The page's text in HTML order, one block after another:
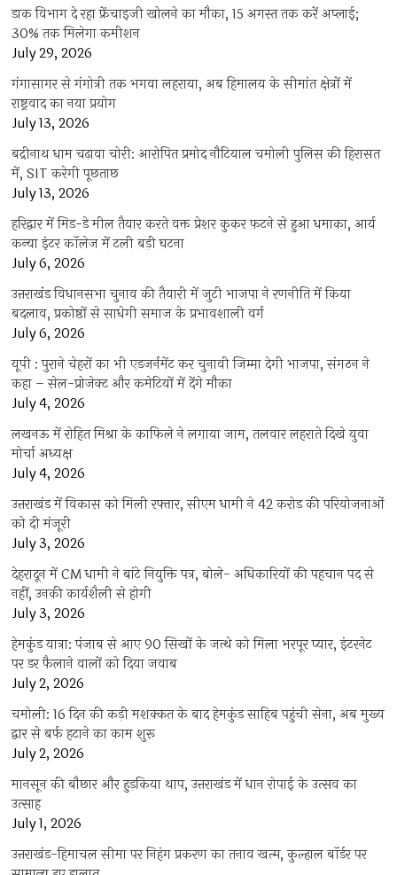
डाक विभाग दे रहा फ्रेंचाइजी खोलने का मौका, 15 अगस्त तक करें अप्लाई;
30% तक मिलेगा कमीशन
July 29, 2026
गंगासागर से गंगोत्री तक भगवा लहराया, अब हिमालय के सीमांत क्षेत्रों में
राष्ट्रवाद का नया प्रयोग
July 13, 2026
बद्रीनाथ धाम चढ़ावा चोरी: आरोपित प्रमोद नौटियाल चमोली पुलिस की हिरासत
में, SIT करेगी पूछताछ
July 13, 2026
हरिद्वार में मिड-डे मील तैयार करते वक्त प्रेशर कुकर फटने से हुआ धमाका, आर्य
कन्या इंटर कॉलेज में टली बड़ी घटना
July 6, 2026
उत्तराखंंड विधानसभा चुनाव की तैयारी में जुटी भाजपा ने रणनीति में किया
बदलाव, प्रकोष्ठों से साधेगी समाज के प्रभावशाली वर्ग
July 6, 2026
यूपी : पुराने चेहरों का भी एडजर्नमेंट कर चुनावी जिम्मा देगी भाजपा, संगठन ने
कहा – सेल-प्रोजेक्ट और कमेटियों में देंगे मौका
July 4, 2026
लखनऊ में रोहित मिश्रा के काफिले ने लगाया जाम, तलवार लहराते दिखे युवा
मोर्चा अध्यक्ष
July 4, 2026
उत्तराखंड में विकास को मिली रफ्तार, सीएम धामी ने 42 करोड़ की परियोजनाओं
को दी मंजूरी
July 3, 2026
देहरादून में CM धामी ने बांटे नियुक्ति पत्र, बोले- अधिकारियों की पहचान पद से
नहीं, उनकी कार्यशैली से होगी
July 3, 2026
हेमकुंड यात्रा: पंजाब से आए 90 सिखों के जत्थे को मिला भरपूर प्यार, इंटरनेट
पर डर फैलाने वालों को दिया जवाब
July 2, 2026
चमोली: 16 दिन की कड़ी मशक्कत के बाद हेमकुंड साहिब पहुंची सेना, अब मुख्य
द्वार से बर्फ हटाने का काम शुरू
July 2, 2026
मानसून की बौछार और हुड़किया थाप, उत्तराखंड में धान रोपाई के उत्सव का
उत्साह
July 1, 2026
उत्तराखंड-हिमाचल सीमा पर निहंग प्रकरण का तनाव खत्म, कुल्हाल बॉर्डर पर